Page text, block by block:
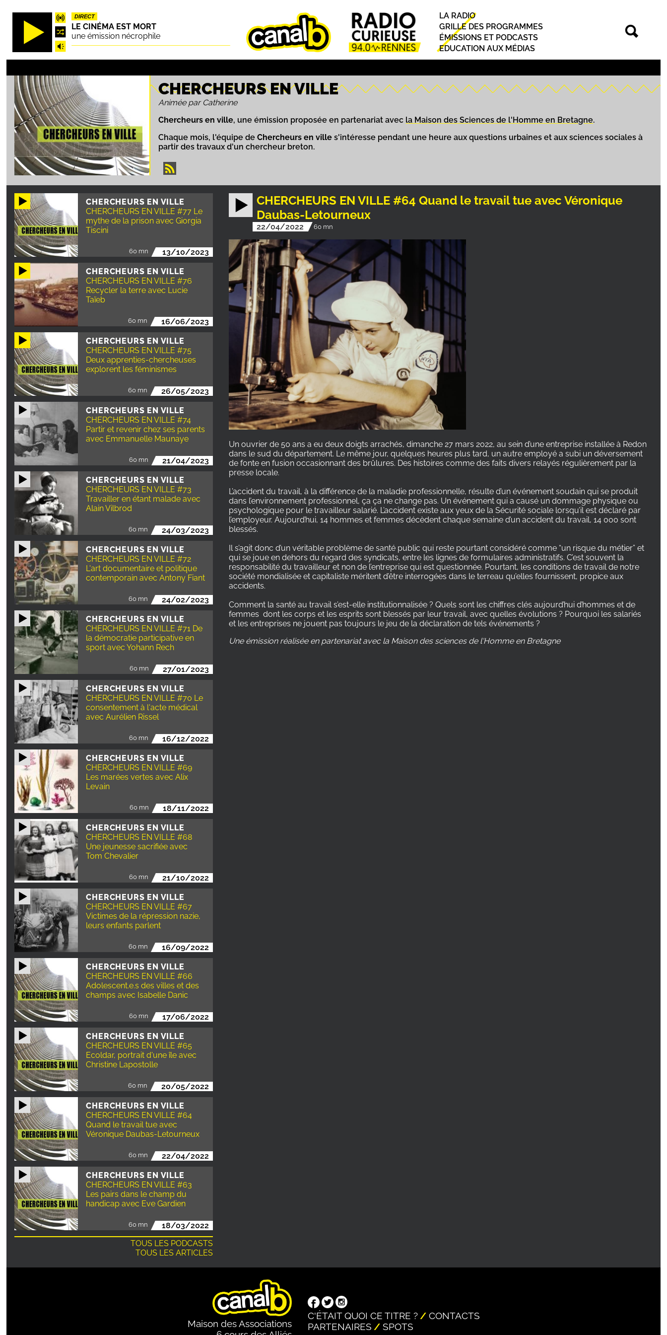
Aller
principal
DIRECT
LE CINÉMA EST MORT
une émission nécrophile
Principal
LA RADIO
GRILLE DES PROGRAMMES
ÉMISSIONS ET PODCASTS
EDUCATION AUX MÉDIAS
CHERCHEURS EN VILLE
Animée par Catherine
Chercheurs en ville, une émission proposée en partenariat avec la Maison des Sciences de l'Homme en Bretagne.
Chaque mois, l'équipe deChercheurs en ville s'intéresse pendant une heure aux questions urbaines et aux sciences sociales à
partir des travaux d'un chercheur breton.
CHERCHEURS EN VILLE
CHERCHEURS EN VILLE #77 Le
mythe de la prison avec Giorgia
Tiscini
60 mn 13/10/2023
CHERCHEURS EN VILLE
CHERCHEURS EN VILLE #76
Recycler la terre avec Lucie
Taïeb
60 mn 16/06/2023
CHERCHEURS EN VILLE
CHERCHEURS EN VILLE #75
Deux apprenties-chercheuses
explorent les féminismes
60 mn 26/05/2023
CHERCHEURS EN VILLE
CHERCHEURS EN VILLE #74
Partir et revenir chez ses parents
avec Emmanuelle Maunaye
60 mn 21/04/2023
CHERCHEURS EN VILLE
CHERCHEURS EN VILLE #73
Travailler en étant malade avec
Alain Vilbrod
60 mn 24/03/2023
CHERCHEURS EN VILLE
CHERCHEURS EN VILLE #72
L'art documentaire et politique
contemporain avec Antony Fiant
60 mn 24/02/2023
CHERCHEURS EN VILLE
CHERCHEURS EN VILLE #71 De
la démocratie participative en
sport avec Yohann Rech
60 mn 27/01/2023
CHERCHEURS EN VILLE
CHERCHEURS EN VILLE #70 Le
consentement à l'acte médical
avec Aurélien Rissel
60 mn 16/12/2022
CHERCHEURS EN VILLE
CHERCHEURS EN VILLE #69
Les marées vertes avec Alix
Levain
60 mn 18/11/2022
CHERCHEURS EN VILLE
CHERCHEURS EN VILLE #68
Une jeunesse sacrifiée avec
Tom Chevalier
60 mn 21/10/2022
CHERCHEURS EN VILLE
CHERCHEURS EN VILLE #67
Victimes de la répression nazie,
leurs enfants parlent
60 mn 16/09/2022
CHERCHEURS EN VILLE
CHERCHEURS EN VILLE #66
Adolescent.e.s des villes et des
champs avec Isabelle Danic
60 mn 17/06/2022
CHERCHEURS EN VILLE
CHERCHEURS EN VILLE #65
Ecoldar, portrait d'une île avec
Christine Lapostolle
60 mn 20/05/2022
CHERCHEURS EN VILLE
CHERCHEURS EN VILLE #64
Quand le travail tue avec
Véronique Daubas-Letourneux
60 mn 22/04/2022
CHERCHEURS EN VILLE
CHERCHEURS EN VILLE #63
Les pairs dans le champ du
handicap avec Eve Gardien
60 mn
18/03/2022
TOUS LES PODCASTS
TOUS LES ARTICLES
CHERCHEURS EN VILLE #64 Quand le travail tue avec Véronique
Daubas-Letourneux
22/04/2022 60 mn
Un ouvrier de 50 ans a eu deux doigts arrachés, dimanche 27 mars 2022, au sein d’une entreprise installée à Redon
dans le sud du département. Le même jour, quelques heures plus tard, un autre employé a subi un déversement
de fonte en fusion occasionnant des brûlures. Des histoires comme des faits divers relayés régulièrement par la
presse locale.
L’accident du travail, à la différence de la maladie professionnelle, résulte d’un événement soudain qui se produit
dans l’environnement professionnel, ça ça ne change pas. Un événement qui a causé un dommage physique ou
psychologique pour le travailleur salarié. L’accident existe aux yeux de la Sécurité sociale lorsqu’il est déclaré par
l’employeur. Aujourd’hui, 14 hommes et femmes décèdent chaque semaine d’un accident du travail, 14 000 sont
blessés.
Il s’agit donc d’un véritable problème de santé public qui reste pourtant considéré comme “un risque du métier” et
qui se joue en dehors du regard des syndicats, entre les lignes de formulaires administratifs. C’est souvent la
responsabilité du travailleur et non de l’entreprise qui est questionnée. Pourtant, les conditions de travail de notre
société mondialisée et capitaliste méritent d’être interrogées dans le terreau qu’elles fournissent, propice aux
accidents.
Comment la santé au travail s’est-elle institutionnalisée ? Quels sont les chiffres clés aujourd’hui d’hommes et de
femmes dont les corps et les esprits sont blessés par leur travail, avec quelles évolutions ? Pourquoi les salariés
et les entreprises ne jouent pas toujours le jeu de la déclaration de tels événements ?
Une émission réalisée en partenariat avec la Maison des sciences de l'Homme en Bretagne
Maison des Associations
C'ÉTAIT QUOI CE TITRE ?
CONTACTS
PARTENAIRES
SPOTS